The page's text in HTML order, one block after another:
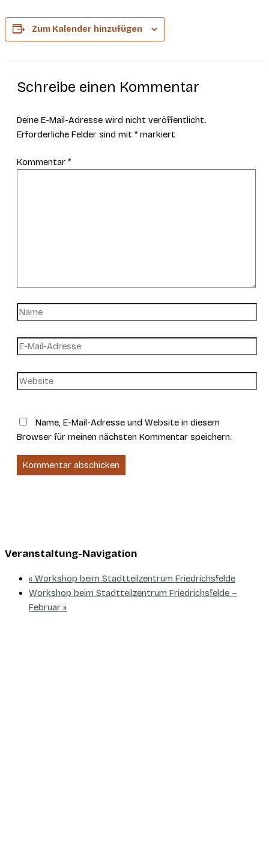
Zum Kalender hinzufügen
Schreibe einen Kommentar
Deine E-Mail-Adresse wird nicht veröffentlicht.
Erforderliche Felder sind mit * markiert
Kommentar *
Name
E-
Mail-
Adresse
Website
Name, E-Mail-Adresse und Website in diesem
Browser für meinen nächsten Kommentar speichern.
Veranstaltung-Navigation
« Workshop beim Stadtteilzentrum Friedrichsfelde
Workshop beim Stadtteilzentrum Friedrichsfelde –
Februar »